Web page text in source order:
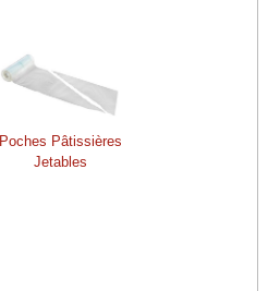
Poches Pâtissières
Jetables